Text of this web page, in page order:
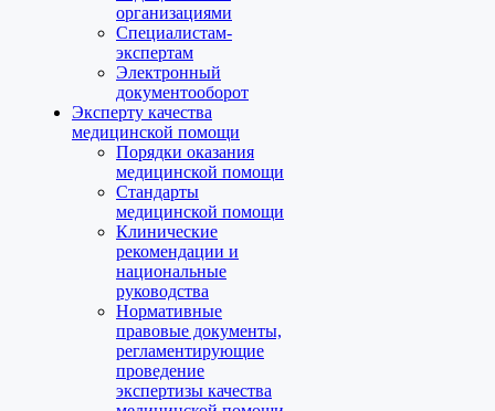
организациями
Специалистам-
экспертам
Электронный
документооборот
Эксперту качества
медицинской помощи
Порядки оказания
медицинской помощи
Стандарты
медицинской помощи
Клинические
рекомендации и
национальные
руководства
Нормативные
правовые документы,
регламентирующие
проведение
экспертизы качества